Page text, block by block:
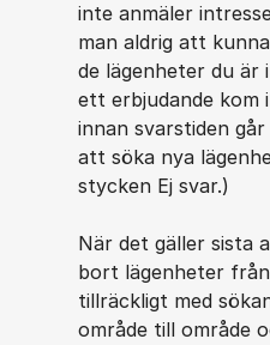
inte anmäler
man aldrig att
de lägenheter du är
ett erbjudande kom
innan svarstiden
att söka nya
stycken Ej svar.)
När det gäller sista
bort lägenheter
tillräckligt med
område till område